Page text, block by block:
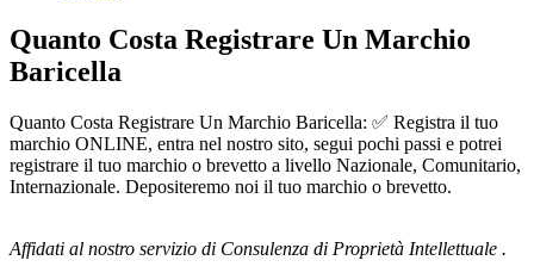
Quanto Costa Registrare Un Marchio
Baricella
Quanto Costa Registrare Un Marchio Baricella: ✅ Registra il tuo
marchio ONLINE, entra nel nostro sito, segui pochi passi e potrei
registrare il tuo marchio o brevetto a livello Nazionale, Comunitario,
Internazionale. Depositeremo noi il tuo marchio o brevetto.
Affidati al nostro servizio di Consulenza di Proprietà Intellettuale .